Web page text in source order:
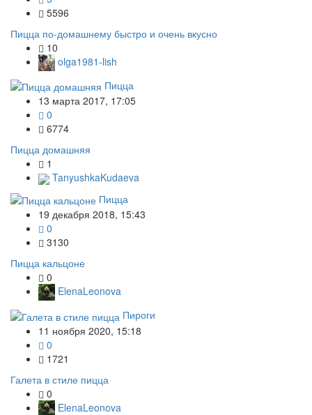
5596
Пицца по-домашнему быстро и очень вкусно
10
olga1981-lish
Пицца
13 марта 2017, 17:05
0
6774
Пицца домашняя
1
TanyushkaKudaeva
Пицца
19 декабря 2018, 15:43
0
3130
Пицца кальцоне
0
ElenaLeonova
Пироги
11 ноября 2020, 15:18
0
1721
Галета в стиле пицца
0
ElenaLeonova